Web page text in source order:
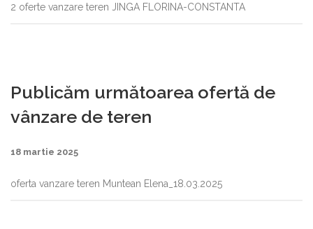
2 oferte vanzare teren JINGA FLORINA-CONSTANTA
Publicăm următoarea ofertă de
vânzare de teren
18 martie 2025
oferta vanzare teren Muntean Elena_18.03.2025